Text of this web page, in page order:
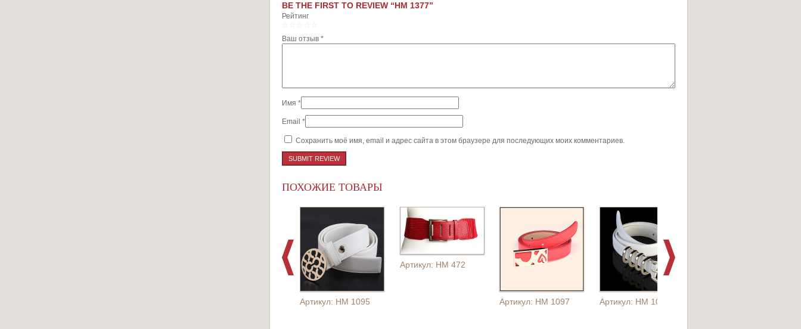
BE THE FIRST TO REVIEW “HM 1377”
Рейтинг
Ваш отзыв *
Имя *
Email *
Сохранить моё имя, email и адрес сайта в этом браузере для последующих моих комментариев.
ПОХОЖИЕ ТОВАРЫ
Артикул: HM 1095
Артикул: HM 472
Артикул: HM 1097 Артикул: HM 1058